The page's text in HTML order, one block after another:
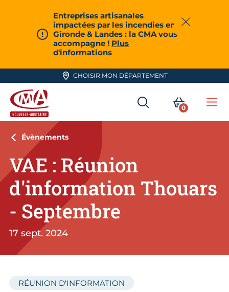
Entreprises artisanales
impactées par les incendies en
Gironde & Landes : la CMA vous
accompagne ! Plus
d'informations
Fermer
CHOISIR MON DÉPARTEMENT
CMA Nouvelle-Aquitaine
RECHERCHER
MON
0
Évènements
VAE : Réunion
d'information Thouars
- Septembre
17 sept. 2024
RÉUNION D'INFORMATION